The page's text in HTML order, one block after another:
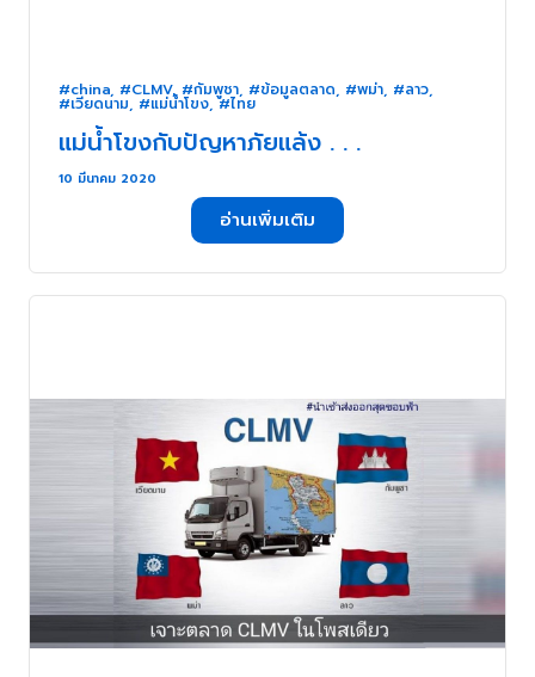
#china, #CLMV, #กัมพูชา, #ข้อมูลตลาด, #พม่า, #ลาว,
#เวียดนาม, #แม่น้ำโขง,#ไทย
แม่น้ำโขงกับปัญหาภัยแล้ง . . .
10 มีนาคม 2020
อ่านเพิ่มเติม